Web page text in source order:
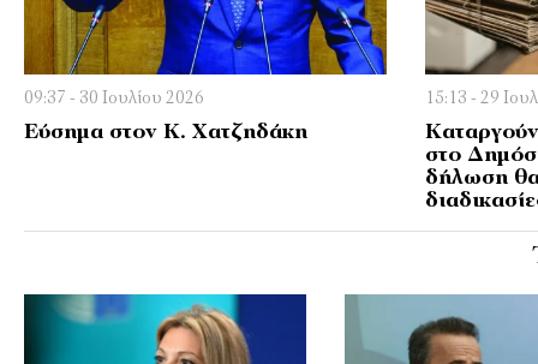
09:37 - 30 Ιουλίου 2026
Εύσημα στον Κ. Χατζηδάκη
15:13 - 29
στο
δήλωση θα